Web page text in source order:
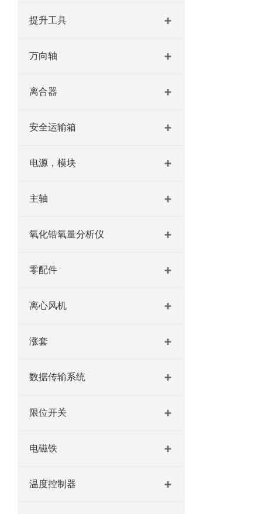
提升工具
万向轴
离合器
安全运输箱
电源，模块
主轴
氧化锆氧量分析仪
零配件
离心风机
涨套
数据传输系统
限位开关
电磁铁
温度控制器